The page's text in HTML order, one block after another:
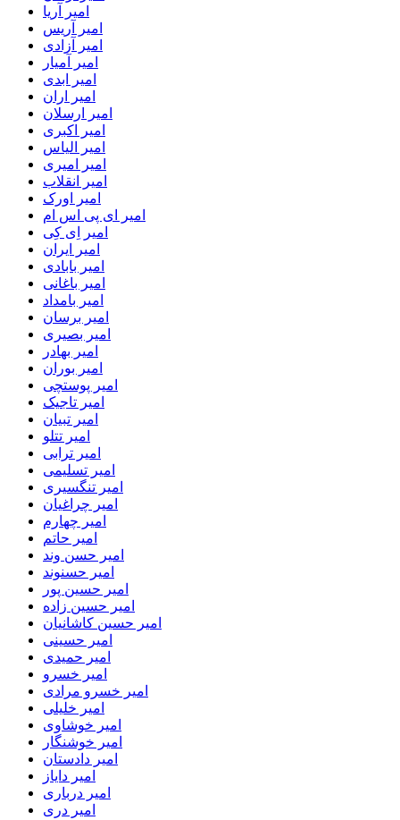
امیر آریا
امیر آریس
امیر آزادی
امیر آمیار
امیر ابدی
امیر اران
امیر ارسلان
امیر اکبری
امیر الیاس
امیر امیری
امیر انقلاب
امیر اورک
امیر ای پی اس ام
امیر اِی کِی
امیر ایران
امیر بابادی
امیر باغانی
امیر بامداد
امیر برسان
امیر بصیری
امیر بهادر
امیر بوران
امیر پوستچی
امیر تاجیک
امیر تبیان
امیر تتلو
امیر ترابی
امیر تسلیمی
امیر تنگسیری
امیر چراغیان
امیر چهارم
امیر حاتم
امیر حسن وند
امیر حسنوند
امیر حسین پور
امیر حسین زاده
امیر حسین کاشانیان
امیر حسینی
امیر حمیدی
امیر خسرو
امیر خسرو مرادی
امیر خلیلی
امیر خوشاوی
امیر خوشنگار
امیر دادستان
امیر دایاز
امیر درباری
امیر دری